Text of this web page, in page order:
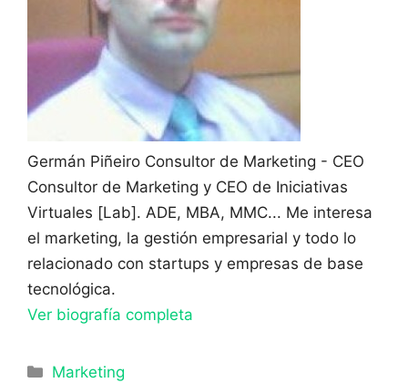
Germán Piñeiro Consultor de Marketing - CEO
Consultor de Marketing y CEO de Iniciativas
Virtuales [Lab]. ADE, MBA, MMC... Me interesa
el marketing, la gestión empresarial y todo lo
relacionado con startups y empresas de base
tecnológica.
Ver biografía completa
Categorías
Marketing